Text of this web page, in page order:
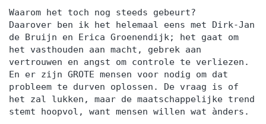
Waarom het toch nog steeds gebeurt?
Daarover ben ik het helemaal eens met Dirk-Jan
de Bruijn en Erica Groenendijk; het gaat om
het vasthouden aan macht, gebrek aan
vertrouwen en angst om controle te verliezen.
En er zijn GROTE mensen voor nodig om dat
probleem te durven oplossen. De vraag is of
het zal lukken, maar de maatschappelijke trend
stemt hoopvol, want mensen willen wat ànders.